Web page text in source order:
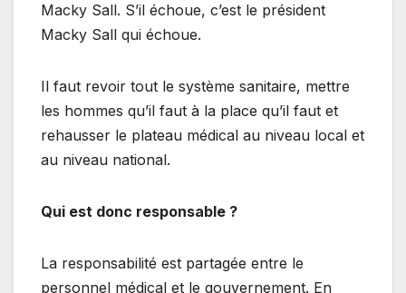
Macky Sall. S’il échoue, c’est le président
Macky Sall qui échoue.
Il faut revoir tout le système sanitaire, mettre
les hommes qu’il faut à la place qu’il faut et
rehausser le plateau médical au niveau local et
au niveau national.
Qui est donc responsable ?
La responsabilité est partagée entre le
personnel médical et le gouvernement. En